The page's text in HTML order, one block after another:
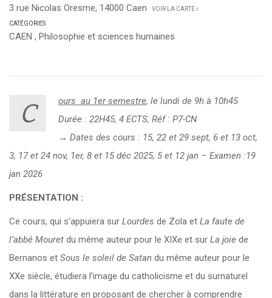
3 rue Nicolas Oresme, 14000 Caen VOIR LA CARTE
CATÉGORIES
CAEN , Philosophie et sciences humaines
C ours au 1er semestre, le lundi de 9h à 10h45
Durée : 22H45, 4 ECTS, Réf : P7-CN
→ Dates des cours : 15, 22 et 29 sept, 6 et 13 oct,
3, 17 et 24 nov, 1er, 8 et 15 déc 2025, 5 et 12 jan – Examen :19
jan 2026
PRÉSENTATION :
Ce cours, qui s’appuiera sur Lourdes de Zola et La faute de
l’abbé Mouret du même auteur pour le XIXe et sur La joie de
Bernanos et Sous le soleil de Satan du même auteur pour le
XXe siècle, étudiera l’image du catholicisme et du surnaturel
dans la littérature en proposant de chercher à comprendre